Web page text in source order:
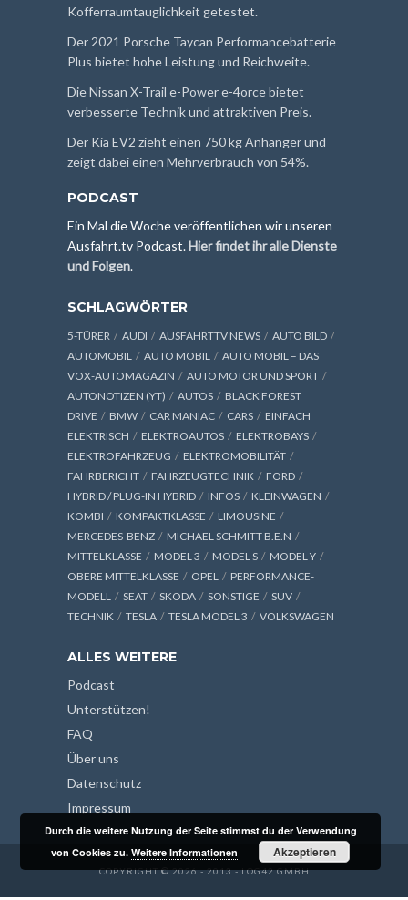
Kofferraumtauglichkeit getestet.
Der 2021 Porsche Taycan Performancebatterie
Plus bietet hohe Leistung und Reichweite.
Die Nissan X-Trail e-Power e-4orce bietet
verbesserte Technik und attraktiven Preis.
Der Kia EV2 zieht einen 750 kg Anhänger und
zeigt dabei einen Mehrverbrauch von 54%.
PODCAST
Ein Mal die Woche veröffentlichen wir unseren
Ausfahrt.tv Podcast.Hier findet ihr alle Dienste
und Folgen.
SCHLAGWÖRTER
5-TÜRER AUDI AUSFAHRTTV NEWS
AUTO BILD
AUTOMOBIL
AUTO MOBIL
AUTO MOBIL – DAS
VOX-AUTOMAGAZIN
AUTO MOTOR UND SPORT
AUTONOTIZEN (YT)
AUTOS
BLACK FOREST
DRIVE
BMW CAR MANIAC CARS
EINFACH
ELEKTRISCH
ELEKTROAUTOS
ELEKTROBAYS
ELEKTROFAHRZEUG
ELEKTROMOBILITÄT
FAHRBERICHT
FAHRZEUGTECHNIK
FORD
HYBRID / PLUG-IN HYBRID
INFOS
KLEINWAGEN
KOMBI
KOMPAKTKLASSE
LIMOUSINE
MERCEDES-BENZ
MICHAEL SCHMITT B.E.N
MITTELKLASSE
MODEL 3 MODEL S
MODEL Y
OBERE MITTELKLASSE
OPEL
PERFORMANCE-
MODELL
SEAT SKODA SONSTIGE
SUV
TECHNIK
TESLA TESLA MODEL 3 VOLKSWAGEN
ALLES WEITERE
Podcast
Unterstützen!
FAQ
Über uns
Datenschutz
Impressum
COPYRIGHT © 2026 - 2013 - LOG42 GMBH
Durch die weitere Nutzung der Seite stimmst du der Verwendung
von Cookies zu.Weitere Informationen Akzeptieren